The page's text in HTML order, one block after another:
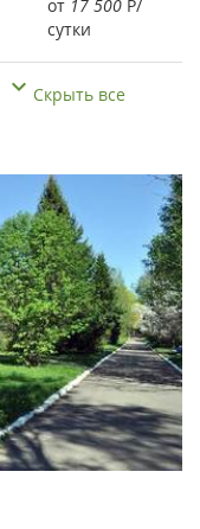
от 17 500 Р/
сутки
Скрыть все